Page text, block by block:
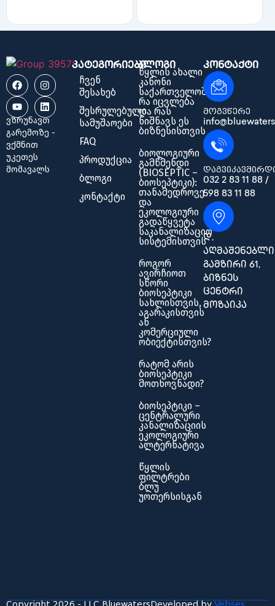
ვზრუნავთ
გარემოზე -
ვქმნით
უკეთეს
მომავალს
კატეგორიები
ჩვენ
შესახებ
შესრულებული
სამუშაოები
FAQ
პროდუქცია
ბლოგი
კონტაქტი
ბლოგი
წყლის ახალი
კანონი
საქართველოში:
რა იცვლება
და რას
ნიშნავს ეს
ბიზნესისთვის
ბიოლოგიური
გამწმენდი
(BIOSEPTIC –
ბიოსეპტიკი):
თანამედროვე
და
ეკოლოგიური
გადაწყვეტა
საკანალიზაციო
სისტემისთვის
როგორ
ავირჩიოთ
სწორი
ბიოსეპტიკი
სახლისთვის,
აგარაკისთვის
ან
კომერციული
ობიექტისთვის?
რატომ არის
ბიოსეპტიკი
მოთხოვნადი?
ბიოსეპტიკი –
ცენტრალური
კანალიზაციის
ეკოლოგიური
ალტერნატივა
წყლის
ფილტრები
ბლუ
უოთერსისგან
კონტაქტი
მოგვწერე
032 2 83 11 88 /
598 83 11 88
დ.
გამზირი 61,
ბიზნეს
ცენტრი
მოზაიკა